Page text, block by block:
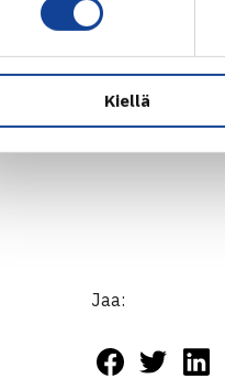
Kiellä
Teksti ja kuva:
Jaa: